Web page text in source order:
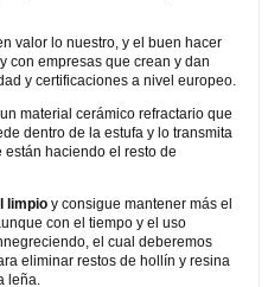
valor lo nuestro, y el buen hacer
con empresas que crean y dan
y certificaciones a nivel europeo.
material cerámico refractario que
dentro de la estufa y lo transmita
haciendo el resto de
limpio y consigue mantener más el
con el tiempo y el uso
el cual deberemos
eliminar restos de hollín y resina
leña.